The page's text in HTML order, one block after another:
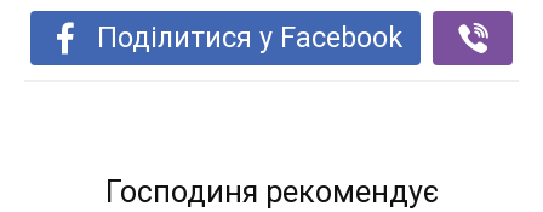
Поділитися у Facebook
Господиня рекомендує